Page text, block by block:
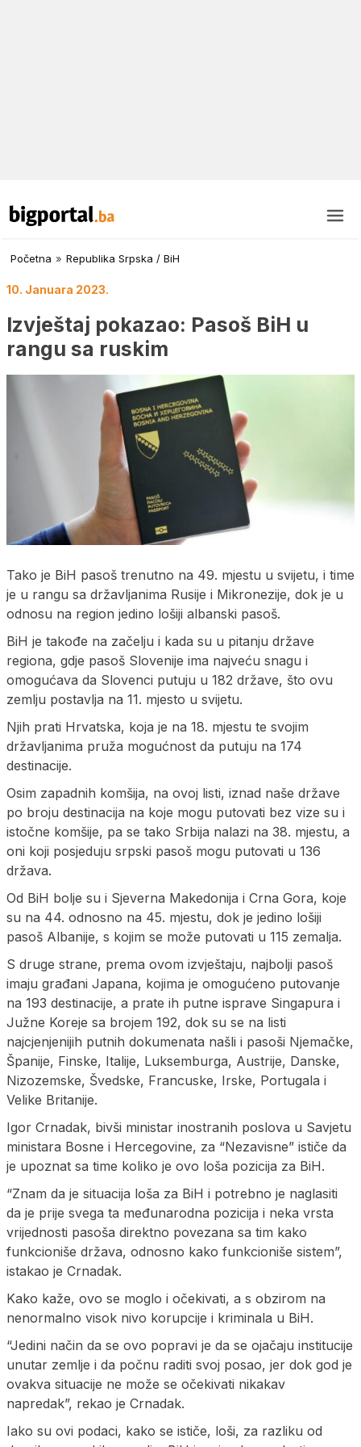
Početna » Republika Srpska / BiH
10. Januara 2023.
Izvještaj pokazao: Pasoš BiH u
rangu sa ruskim
Tako je BiH pasoš trenutno na 49. mjestu u svijetu, i time
je u rangu sa državljanima Rusije i Mikronezije, dok je u
odnosu na region jedino lošiji albanski pasoš.
BiH je takođe na začelju i kada su u pitanju države
regiona, gdje pasoš Slovenije ima najveću snagu i
omogućava da Slovenci putuju u 182 države, što ovu
zemlju postavlja na 11. mjesto u svijetu.
Njih prati Hrvatska, koja je na 18. mjestu te svojim
državljanima pruža mogućnost da putuju na 174
destinacije.
Osim zapadnih komšija, na ovoj listi, iznad naše države
po broju destinacija na koje mogu putovati bez vize su i
istočne komšije, pa se tako Srbija nalazi na 38. mjestu, a
oni koji posjeduju srpski pasoš mogu putovati u 136
država.
Od BiH bolje su i Sjeverna Makedonija i Crna Gora, koje
su na 44. odnosno na 45. mjestu, dok je jedino lošiji
pasoš Albanije, s kojim se može putovati u 115 zemalja.
S druge strane, prema ovom izvještaju, najbolji pasoš
imaju građani Japana, kojima je omogućeno putovanje
na 193 destinacije, a prate ih putne isprave Singapura i
Južne Koreje sa brojem 192, dok su se na listi
najcjenjenijih putnih dokumenata našli i pasoši Njemačke,
Španije, Finske, Italije, Luksemburga, Austrije, Danske,
Nizozemske, Švedske, Francuske, Irske, Portugala i
Velike Britanije.
Igor Crnadak, bivši ministar inostranih poslova u Savjetu
ministara Bosne i Hercegovine, za “Nezavisne” ističe da
je upoznat sa time koliko je ovo loša pozicija za BiH.
“Znam da je situacija loša za BiH i potrebno je naglasiti
da je prije svega ta međunarodna pozicija i neka vrsta
vrijednosti pasoša direktno povezana sa tim kako
funkcioniše država, odnosno kako funkcioniše sistem”,
istakao je Crnadak.
Kako kaže, ovo se moglo i očekivati, a s obzirom na
nenormalno visok nivo korupcije i kriminala u BiH.
“Jedini način da se ovo popravi je da se ojačaju institucije
unutar zemlje i da počnu raditi svoj posao, jer dok god je
ovakva situacije ne može se očekivati nikakav
napredak”, rekao je Crnadak.
Iako su ovi podaci, kako se ističe, loši, za razliku od